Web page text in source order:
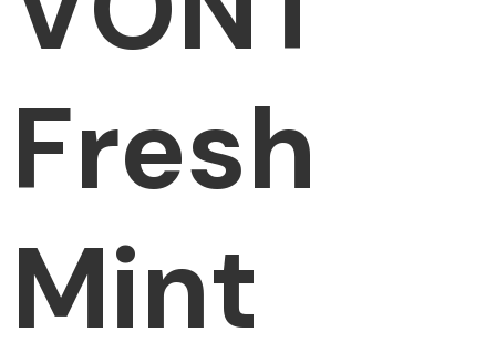
Fresh
Mint